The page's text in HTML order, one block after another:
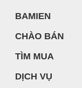
BAMIEN
CHÀO BÁN
TÌM MUA
DỊCH VỤ